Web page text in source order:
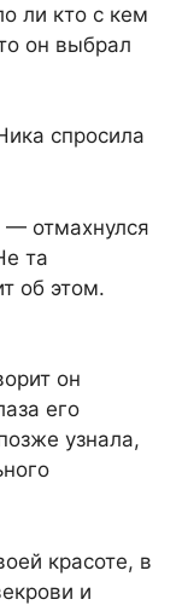
ли кто с кем
он выбрал
спросила
отмахнулся
та
об этом.
он
его
узнала,
красоте, в
и